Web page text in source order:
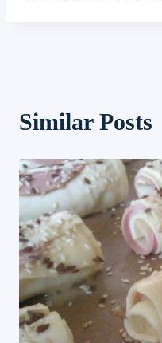
Similar Posts